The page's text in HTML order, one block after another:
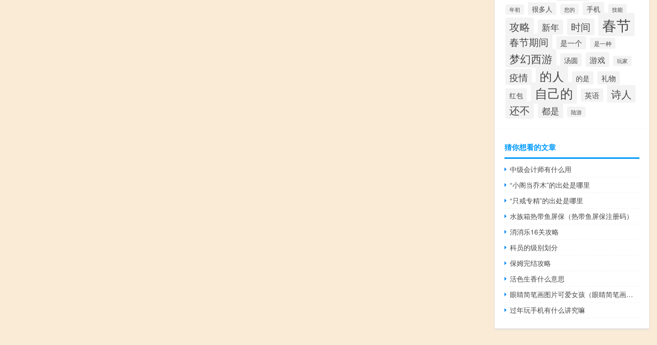
年初 很多人 您的 手机 技能
攻略 新年 时间 春节
春节期间 是一个 是一种
梦幻西游 汤圆 游戏 玩家
疫情 的人 的是
礼物
红包
自己的 英语
诗人
还不
都是 陆游
猜你想看的文章
中级会计师有什么用
“小阁当乔木”的出处是哪里
“只戒专精”的出处是哪里
水族箱热带鱼屏保（热带鱼屏保注册码）
消消乐16关攻略
科员的级别划分
保姆完结攻略
活色生香什么意思
眼睛简笔画图片可爱女孩（眼睛简笔画图片可爱）
过年玩手机有什么讲究嘛